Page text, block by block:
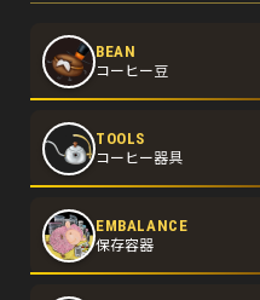
BEAN
コーヒー豆
TOOLS
コーヒー器具
EMBALANCE
保存容器